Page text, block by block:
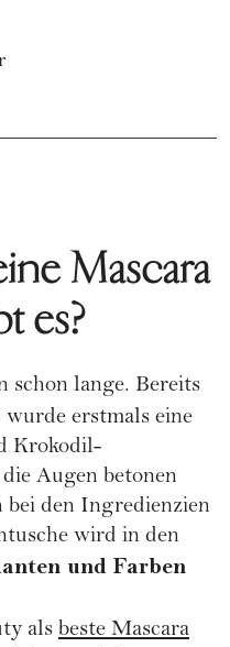
Mascara
es?
schon lange. Bereits
wurde erstmals eine
Krokodil-
Augen betonen
den Ingredienzien
wird in den
und Farben
als beste Mascara